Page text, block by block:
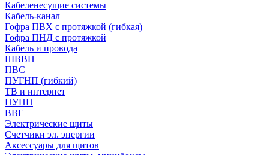
Кабеленесущие системы
Кабель-канал
Гофра ПВХ с протяжкой (гибкая)
Гофра ПНД с протяжкой
Кабель и провода
ШВВП
ПВС
ПУГНП (гибкий)
ТВ и интернет
ПУНП
ВВГ
Электрические щиты
Счетчики эл. энергии
Аксессуары для щитов